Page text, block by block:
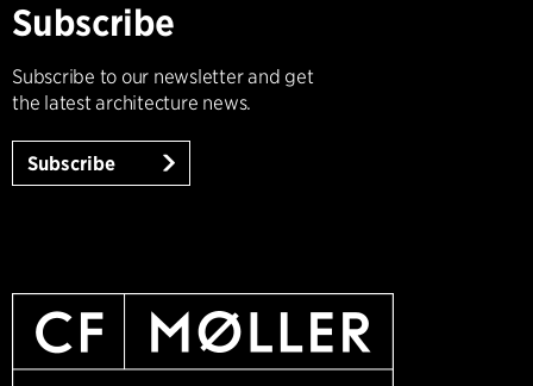
Subscribe
Subscribe to our newsletter and get
the latest architecture news.
Subscribe